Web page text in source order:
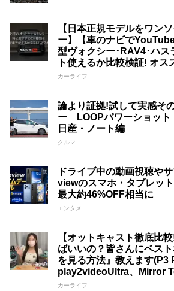
【日本正規モデルをワン
ー】【車のナビで
型ヴォクシー･RAV4･ハス
ト使えるか比較検証! オス
カーライフ
論より証拠!試して実感そ
ー LOOPパワーショット
日産・ノート編
クルマ
ドライブ中の動画視聴や
viewのスマホ・タブレッ
最大約46%OFF相当に
エンタメ
【オットキャスト徹底比
ばいいの？皆さんにベス
を見る方法』教えます(P3
play2videoUltra、Mirror
カーライフ